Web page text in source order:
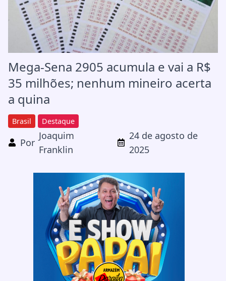
Mega-Sena 2905 acumula e vai a R$
35 milhões; nenhum mineiro acerta
a quina
Brasil Destaque
Por
Joaquim
Franklin
24 de agosto de
2025